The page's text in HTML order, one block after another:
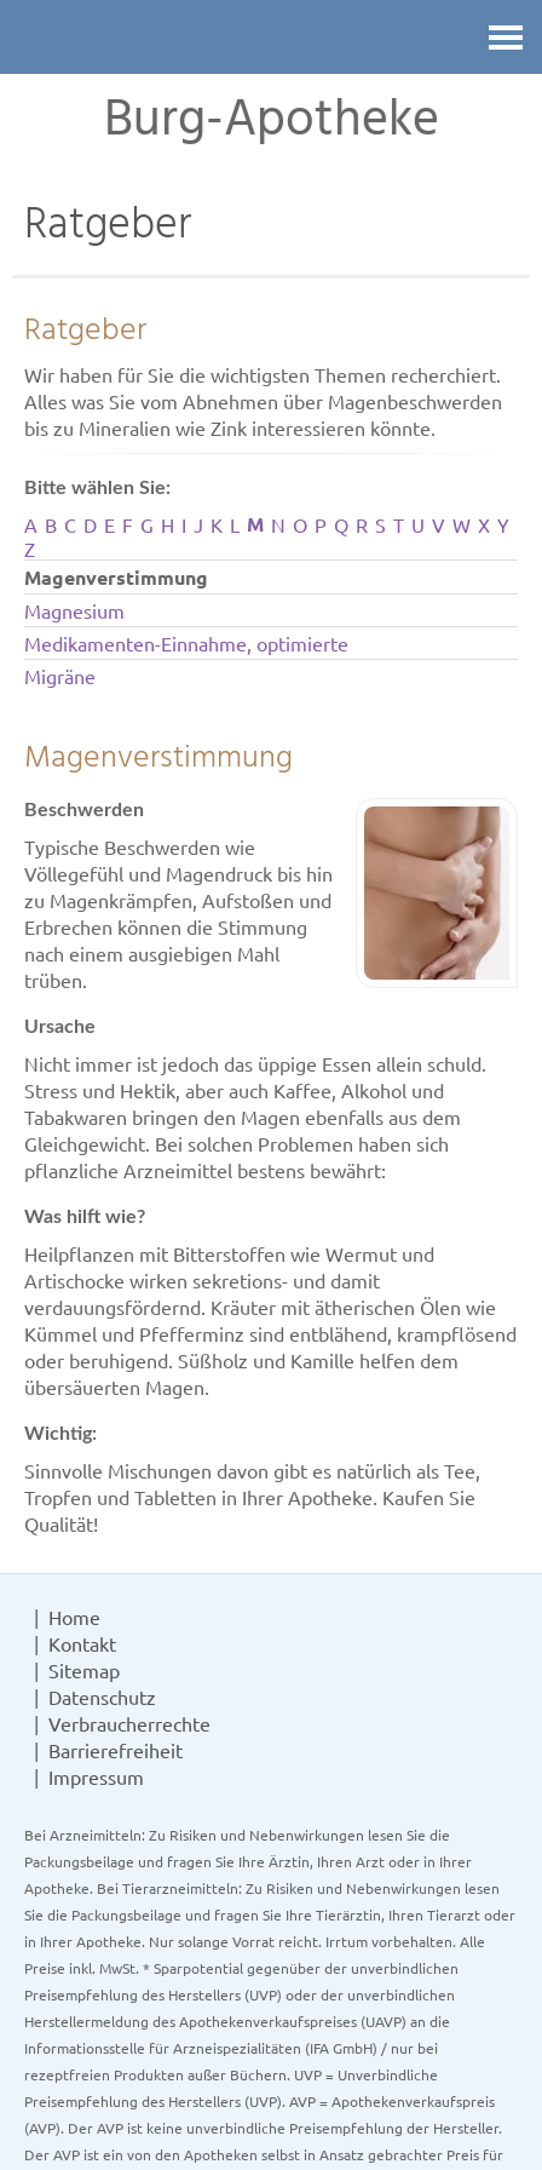
Burg-Apotheke
Ratgeber
Ratgeber
Wir haben für Sie die wichtigsten Themen recherchiert.
Alles was Sie vom Abnehmen über Magenbeschwerden
bis zu Mineralien wie Zink interessieren könnte.
Bitte wählen Sie:
A B C D E F G H I J K L M N O P Q R S T U V W X Y
Z
Magenverstimmung
Magnesium
Medikamenten-Einnahme, optimierte
Migräne
Magenverstimmung
Beschwerden
Typische Beschwerden wie
Völlegefühl und Magendruck bis hin
zu Magenkrämpfen, Aufstoßen und
Erbrechen können die Stimmung
nach einem ausgiebigen Mahl
trüben.
Ursache
Nicht immer ist jedoch das üppige Essen allein schuld.
Stress und Hektik, aber auch Kaffee, Alkohol und
Tabakwaren bringen den Magen ebenfalls aus dem
Gleichgewicht. Bei solchen Problemen haben sich
pflanzliche Arzneimittel bestens bewährt:
Was hilft wie?
Heilpflanzen mit Bitterstoffen wie Wermut und
Artischocke wirken sekretions- und damit
verdauungsfördernd. Kräuter mit ätherischen Ölen wie
Kümmel und Pfefferminz sind entblähend, krampflösend
oder beruhigend. Süßholz und Kamille helfen dem
übersäuerten Magen.
Wichtig:
Sinnvolle Mischungen davon gibt es natürlich als Tee,
Tropfen und Tabletten in Ihrer Apotheke. Kaufen Sie
Qualität!
Home
Kontakt
Sitemap
Datenschutz
Verbraucherrechte
Barrierefreiheit
Impressum
Bei Arzneimitteln: Zu Risiken und Nebenwirkungen lesen Sie die
Packungsbeilage und fragen Sie Ihre Ärztin, Ihren Arzt oder in Ihrer
Apotheke. Bei Tierarzneimitteln: Zu Risiken und Nebenwirkungen lesen
Sie die Packungsbeilage und fragen Sie Ihre Tierärztin, Ihren Tierarzt oder
in Ihrer Apotheke. Nur solange Vorrat reicht. Irrtum vorbehalten. Alle
Preise inkl. MwSt. * Sparpotential gegenüber der unverbindlichen
Preisempfehlung des Herstellers (UVP) oder der unverbindlichen
Herstellermeldung des Apothekenverkaufspreises (UAVP) an die
Informationsstelle für Arzneispezialitäten (IFA GmbH) / nur bei
rezeptfreien Produkten außer Büchern. UVP = Unverbindliche
Preisempfehlung des Herstellers (UVP). AVP = Apothekenverkaufspreis
(AVP). Der AVP ist keine unverbindliche Preisempfehlung der Hersteller.
Der AVP ist ein von den Apotheken selbst in Ansatz gebrachter Preis für